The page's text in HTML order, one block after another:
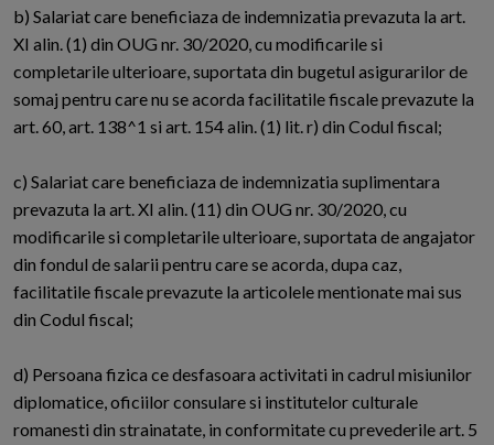
b) Salariat care beneficiaza de indemnizatia prevazuta la art.
XI alin. (1) din OUG nr. 30/2020, cu modificarile si
completarile ulterioare, suportata din bugetul asigurarilor de
somaj pentru care nu se acorda facilitatile fiscale prevazute la
art. 60, art. 138^1 si art. 154 alin. (1) lit. r) din Codul fiscal;
c) Salariat care beneficiaza de indemnizatia suplimentara
prevazuta la art. XI alin. (11) din OUG nr. 30/2020, cu
modificarile si completarile ulterioare, suportata de angajator
din fondul de salarii pentru care se acorda, dupa caz,
facilitatile fiscale prevazute la articolele mentionate mai sus
din Codul fiscal;
d) Persoana fizica ce desfasoara activitati in cadrul misiunilor
diplomatice, oficiilor consulare si institutelor culturale
romanesti din strainatate, in conformitate cu prevederile art. 5